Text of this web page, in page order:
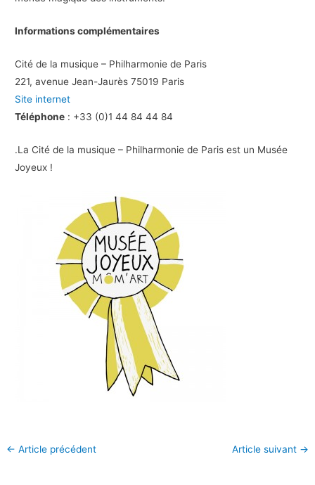
Informations complémentaires
Cité de la musique – Philharmonie de Paris
221, avenue Jean-Jaurès 75019 Paris
Site internet
Téléphone : +33 (0)1 44 84 44 84
.La Cité de la musique – Philharmonie de Paris est un Musée
Joyeux !
← Article précédent Article suivant →